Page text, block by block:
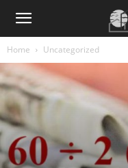
Home Uncategorized